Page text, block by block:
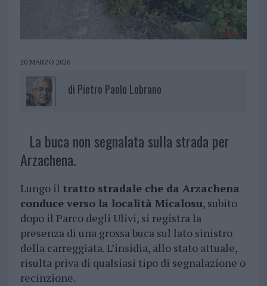
20 MARZO 2026
di Pietro Paolo Lobrano
La buca non segnalata sulla strada per
Arzachena.
Lungo il tratto stradale che da Arzachena
conduce verso la località Micalosu, subito
dopo il Parco degli Ulivi, si registra la
presenza di una grossa buca sul lato sinistro
della carreggiata. L’insidia, allo stato attuale,
risulta priva di qualsiasi tipo di segnalazione o
recinzione.